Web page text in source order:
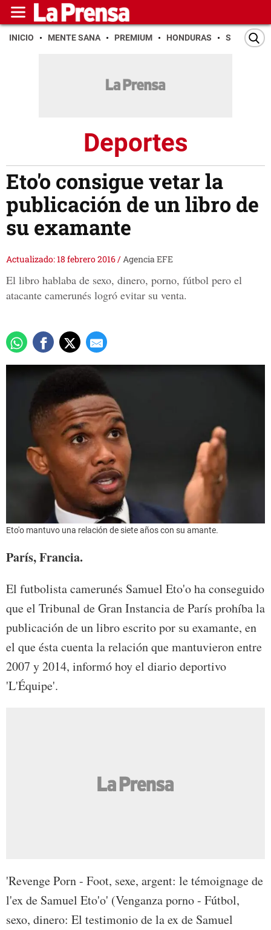
INICIO MENTE SANA PREMIUM HONDURAS SAN PEDRO
Deportes
Eto'o consigue vetar la
publicación de un libro de
su examante
Actualizado: 18 febrero 2016/Agencia EFE
El libro hablaba de sexo, dinero, porno, fútbol pero el
atacante camerunés logró evitar su venta.
Eto'o mantuvo una relación de siete años con su amante.
París, Francia.
El futbolista camerunés Samuel Eto'o ha conseguido
que el Tribunal de Gran Instancia de París prohíba la
publicación de un libro escrito por su examante, en
el que ésta cuenta la relación que mantuvieron entre
2007 y 2014, informó hoy el diario deportivo
'L'Équipe'.
'Revenge Porn - Foot, sexe, argent: le témoignage de
l'ex de Samuel Eto'o' (Venganza porno - Fútbol,
sexo, dinero: El testimonio de la ex de Samuel